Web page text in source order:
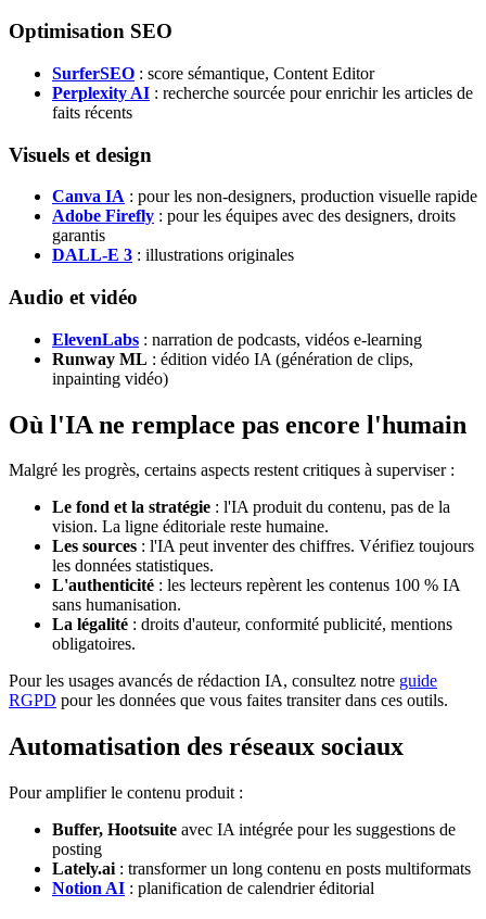
Optimisation SEO
SurferSEO : score sémantique, Content Editor
Perplexity AI : recherche sourcée pour enrichir les articles de
faits récents
Visuels et design
Canva IA : pour les non-designers, production visuelle rapide
Adobe Firefly : pour les équipes avec des designers, droits
garantis
DALL-E 3 : illustrations originales
Audio et vidéo
ElevenLabs : narration de podcasts, vidéos e-learning
Runway ML : édition vidéo IA (génération de clips,
inpainting vidéo)
Où l'IA ne remplace pas encore l'humain
Malgré les progrès, certains aspects restent critiques à superviser :
Le fond et la stratégie : l'IA produit du contenu, pas de la
vision. La ligne éditoriale reste humaine.
Les sources : l'IA peut inventer des chiffres. Vérifiez toujours
les données statistiques.
L'authenticité : les lecteurs repèrent les contenus 100 % IA
sans humanisation.
La légalité : droits d'auteur, conformité publicité, mentions
obligatoires.
Pour les usages avancés de rédaction IA, consultez notre guide
RGPD pour les données que vous faites transiter dans ces outils.
Automatisation des réseaux sociaux
Pour amplifier le contenu produit :
Buffer, Hootsuite avec IA intégrée pour les suggestions de
posting
Lately.ai : transformer un long contenu en posts multiformats
Notion AI : planification de calendrier éditorial